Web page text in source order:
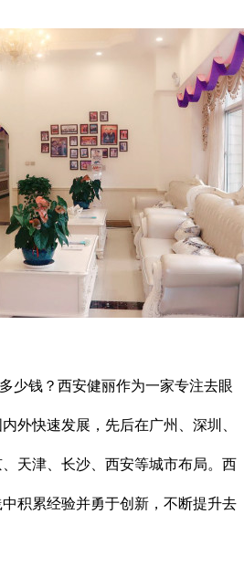
钱？西安健丽作为一家专注去眼
外快速发展，先后在广州、深圳、
、天津、长沙、西安等城市布局。西
积累经验并勇于创新，不断提升去